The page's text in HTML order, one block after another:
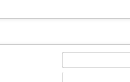
השם
שלך*